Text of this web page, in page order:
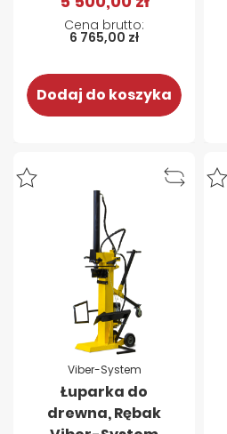
6 765,00 zł
Dodaj do koszyka
Viber-System
Łuparka do
drewna, Rębak